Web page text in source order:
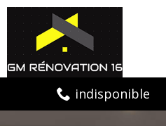
indisponible